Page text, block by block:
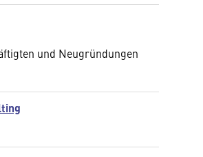
und Neugründungen